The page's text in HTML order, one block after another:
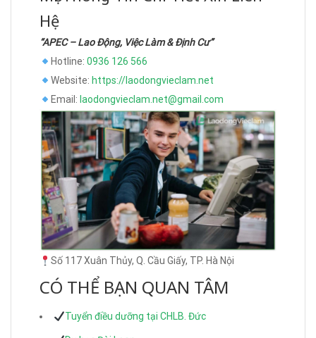
Hệ
“APEC – Lao Động, Việc Làm & Định Cư”
Hotline: 0936 126 566
Website: https://laodongvieclam.net
Email: laodongvieclam.net@gmail.com
Số 117 Xuân Thủy, Q. Cầu Giấy, TP. Hà Nội
CÓ THỂ BẠN QUAN TÂM
Tuyển điều dưỡng tại CHLB. Đức